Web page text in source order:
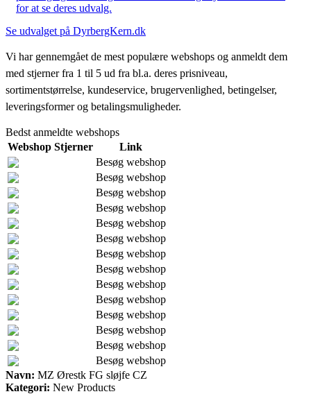
for at se deres udvalg.
Se udvalget på DyrbergKern.dk
Vi har gennemgået de mest populære webshops og anmeldt dem
med stjerner fra 1 til 5 ud fra bl.a. deres prisniveau,
sortimentstørrelse, kundeservice, brugervenlighed, betingelser,
leveringsformer og betalingsmuligheder.
Bedst anmeldte webshops
Webshop Stjerner
Link
Besøg webshop
Besøg webshop
Besøg webshop
Besøg webshop
Besøg webshop
Besøg webshop
Besøg webshop
Besøg webshop
Besøg webshop
Besøg webshop
Besøg webshop
Besøg webshop
Besøg webshop
Besøg webshop
Navn: MZ Ørestk FG sløjfe CZ
Kategori: New Products